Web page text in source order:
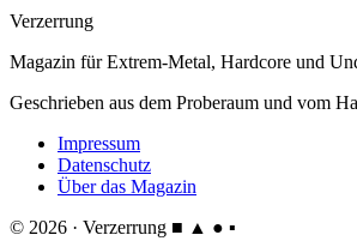
Verzerrung
Magazin für Extrem-Metal, Hardcore und
Geschrieben aus dem Proberaum und vom
Impressum
Datenschutz
Über das Magazin
© 2026 · Verzerrung ■ ▲ ● ▪